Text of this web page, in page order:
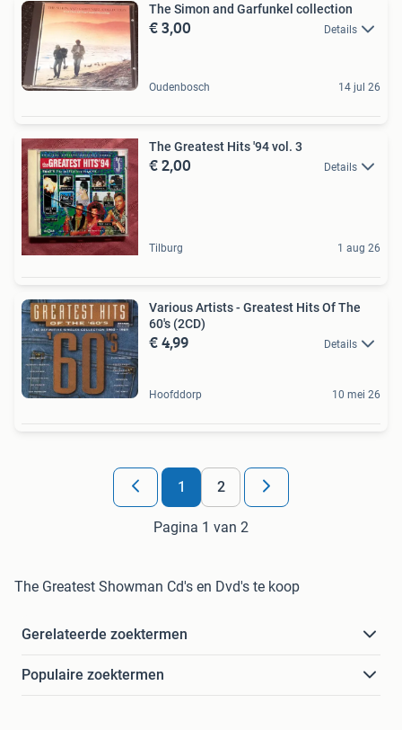
The Simon and Garfunkel collection
€ 3,00 Details
Oudenbosch 14 jul 26
The Greatest Hits '94 vol. 3
€ 2,00 Details
Tilburg 1 aug 26
Various Artists - Greatest Hits Of The
60's (2CD)
€ 4,99 Details
Hoofddorp 10 mei 26
1 2
Pagina 1 van 2
The Greatest Showman Cd's en Dvd's te koop
Gerelateerde zoektermen
Populaire zoektermen